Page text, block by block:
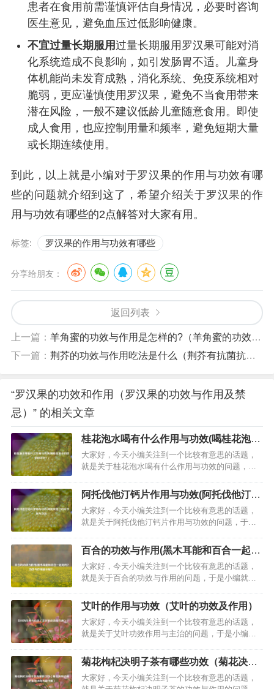
患者在食用前需谨慎评估自身情况，必要时咨询
医生意见，避免血压过低影响健康。
不宜过量长期服用过量长期服用罗汉果可能对消
化系统造成不良影响，如引发肠胃不适。儿童身
体机能尚未发育成熟，消化系统、免疫系统相对
脆弱，更应谨慎使用罗汉果，避免不当食用带来
潜在风险，一般不建议低龄儿童随意食用。即使
成人食用，也应控制用量和频率，避免短期大量
或长期连续使用。
到此，以上就是小编对于罗汉果的作用与功效有哪
些的问题就介绍到这了，希望介绍关于罗汉果的作
用与功效有哪些的2点解答对大家有用。
标签: 罗汉果的作用与功效有哪些
分享给朋友：
返回列表
上一篇： 羊角蜜的功效与作用是怎样的?（羊角蜜的功效与作用及禁忌）
下一篇： 荆芥的功效与作用吃法是什么（荆芥有抗菌抗炎去热镇痛的功效）
“罗汉果的功效和作用（罗汉果的功效与作用及禁
忌）” 的相关文章
桂花泡水喝有什么作用与功效(喝桂花泡水
的好处和坏处？)
大家好，今天小编关注到一个比较有意思的话题，
就是关于桂花泡水喝有什么作用与功效的问题，于
与功效的解答，让我们一起看看吧。桂花可以泡水
喝吗？可以干制桂花茶的泡法1. 将煮开的水放置一
会，取约5克的干桂花放入杯中。2. 倒入少量的水，
让桂花充分滋润,然后再缓…
阿托伐他汀钙片作用与功效(阿托伐他汀钙
片作用与功效)
大家好，今天小编关注到一个比较有意思的话题，
就是关于阿托伐他汀钙片作用与功效的问题，于是
效的解答，让我们一起看看吧。阿托伐他汀钙片能
长期服用吗？有没有副作用？不能长期服用，有副
作用。这个药物具有调血脂，还有可以改善心脑血
管疾病的预后，如果患有糖尿病的话，…
百合的功效与作用(黑木耳能和百合一起吃
吗？功效与作用是什麽？)
大家好，今天小编关注到一个比较有意思的话题，
就是关于百合的功效与作用的问题，于是小编就整
一起看看吧。百合有哪些功效？可以治什么病？百
合可以滋阴润肺止咳，清心安神，可以治疗：1、肺
燥或阴虚之咳嗽、咯血；2、热性病后余热不清、虚
烦不眠、神志恍惚；3、胃阴虚有…
艾叶的作用与功效（艾叶的功效及作用）
大家好，今天小编关注到一个比较有意思的话题，
就是关于艾叶功效作用与主治的问题，于是小编就
我们一起看看吧。文章目录：艾叶的作用与功效艾
叶的功效及作用一、艾叶的作用与功效艾叶具有多
种作用与功效，同时特殊人群使用时需注意相关事
菊花枸杞决明子茶有哪些功效（菊花决明
子枸杞茶的功效与副作用）
大家好，今天小编关注到一个比较有意思的话题，